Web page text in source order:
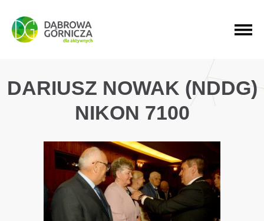
PRZEJDŹ DO MENU GŁÓWNEGO
PRZEJDŹ DO WYSZUKIWARKI
PRZEJDŹ DO TREŚCI
DARIUSZ NOWAK (NDDG)
NIKON 7100